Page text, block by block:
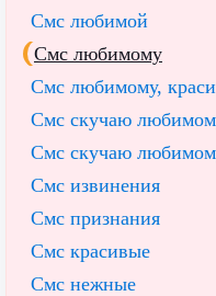
Смс любимой
Смс любимому
Смс любимому,
Смс скучаю
Смс скучаю
Смс извинения
Смс признания
Смс красивые
Смс нежные